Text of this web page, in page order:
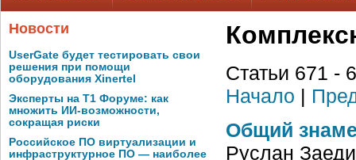
Новости
UserGate будет тестировать свои
решения при помощи
оборудования Xinertel
Эксперты на Т1 Форуме: как
множить ИИ-возможности,
сокращая риски
Российское ПО виртуализации и
инфраструктурное ПО — наиболее
Статьи 671 -
Начало |
Общий
Руслан